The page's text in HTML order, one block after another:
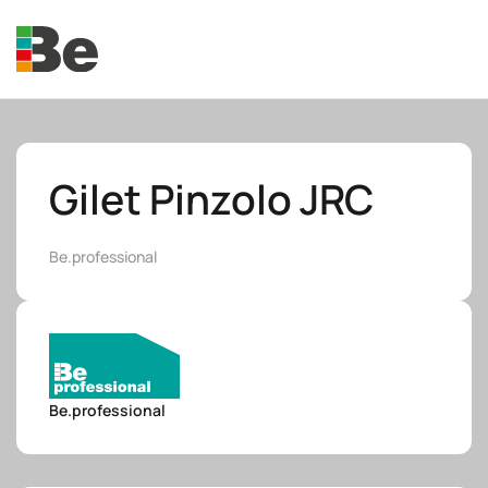
Skip to main content
Gilet Pinzolo JRC
Be.professional
Be.professional